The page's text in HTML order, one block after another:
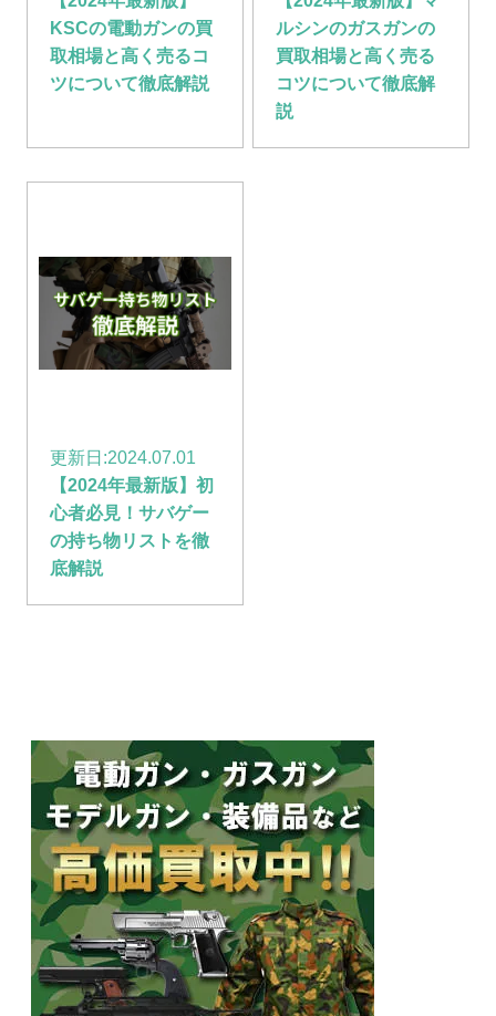
KSCの電動ガンの買
取相場と高く売るコ
ツについて徹底解説
ルシンのガスガンの
買取相場と高く売る
コツについて徹底解
説
更新日:2024.07.01
【2024年最新版】初
心者必見！サバゲー
の持ち物リストを徹
底解説